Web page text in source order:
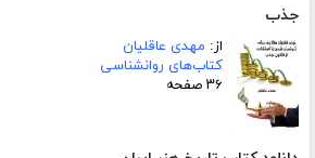
جذب
از: مهدی عاقلیان
کتاب‌های روانشناسی
۳۶ صفحه